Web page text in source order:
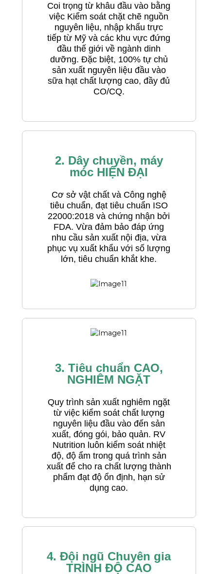
Coi trọng từ khâu đầu vào bằng
việc Kiểm soát chặt chẽ nguồn
nguyên liệu, nhập khẩu trực
tiếp từ Mỹ và các khu vực đứng
đầu thế giới về ngành dinh
dưỡng. Đặc biệt, 100% tự chủ
sản xuất nguyên liệu đầu vào
sữa hạt chất lượng cao, đầy đủ
CO/CQ.
2. Dây chuyền, máy
móc HIỆN ĐẠI
Cơ sở vật chất và Công nghệ
tiêu chuẩn, đạt tiêu chuẩn ISO
22000:2018 và chứng nhận bởi
FDA. Vừa đảm bảo đáp ứng
nhu cầu sản xuất nội địa, vừa
phục vụ xuất khẩu với số lượng
lớn, tiêu chuẩn khắt khe.
3. Tiêu chuẩn CAO,
NGHIÊM NGẶT
Quy trình sản xuất nghiêm ngặt
từ việc kiểm soát chất lượng
nguyên liệu đầu vào đến sản
xuất, đóng gói, bảo quản. RV
Nutrition luôn kiểm soát nhiệt
độ, độ ẩm trong quá trình sản
xuất để cho ra chất lượng thành
phẩm đạt độ ổn định, hạn sử
dụng cao.
4. Đội ngũ Chuyên gia
TRÌNH ĐỘ CAO